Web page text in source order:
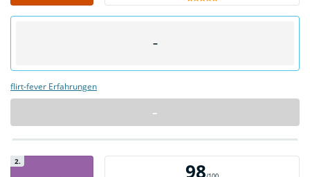
–
flirt-fever Erfahrungen
–
2. 98